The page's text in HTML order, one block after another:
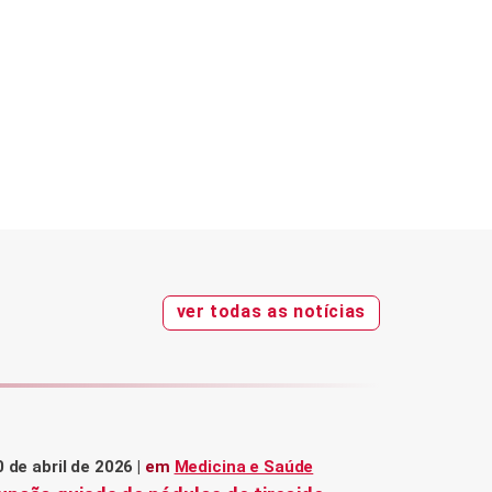
ver todas as notícias
de abril de 2026 | em Medicina e Saúde